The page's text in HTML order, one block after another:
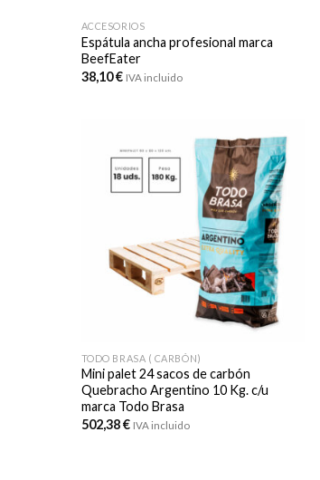
ACCESORIOS
Espátula ancha profesional marca
BeefEater
38,10€ IVA incluido
TODO BRASA ( CARBÓN)
Mini palet 24 sacos de carbón
Quebracho Argentino 10 Kg. c/u
marca Todo Brasa
502,38€ IVA incluido